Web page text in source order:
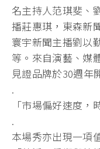
名主持人范琪斐、
播莊惠琪，東森新
寰宇新聞主播劉以
等。來自演藝、媒
見證品牌於30週年
.
「市場偏好速度，
.
本場秀亦出現一項